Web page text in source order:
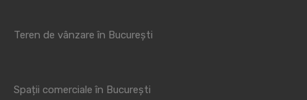
Teren de vânzare în București
Spații comerciale în București